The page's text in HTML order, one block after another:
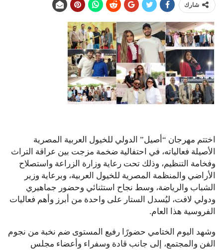
شارك
اختتم مهرجان “أصيل” الدولي للخيول العربية المصرية
الأصيلة فعالياته، في احتفالية ضخمة مزجت بين عراقة التراث
وفخامة التنظيم، وذلك تحت رعاية وزارة الزراعة واستصلاح
الأراضي والمنظمة المصرية للخيول العربية، وبرعاية وزير
الشباب والرياضة، وسط نجاح استثنائي وحضور جماهيري
ودولي لافت، ليُسدل الستار على واحدة من أبرز وأهم فعاليات
الفروسية هذا العام.
وشهد اليوم الختامي حضورًا رفيع المستوى ضم نخبة من نجوم
الفن والمجتمع، إلى جانب قادة وسفراء وأعضاء مجلس